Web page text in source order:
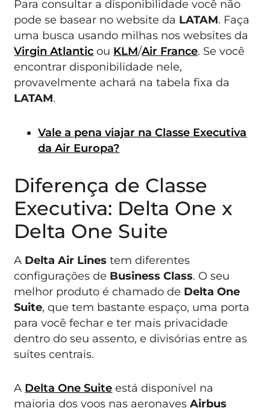
Para consultar a disponibilidade você não
pode se basear no website da LATAM. Faça
uma busca usando milhas nos websites da
Virgin Atlantic ou KLM/Air France. Se você
encontrar disponibilidade nele,
provavelmente achará na tabela fixa da
LATAM.
Vale a pena viajar na Classe Executiva
da Air Europa?
Diferença de Classe
Executiva: Delta One x
Delta One Suite
A Delta Air Lines tem diferentes
configurações de Business Class. O seu
melhor produto é chamado de Delta One
Suite, que tem bastante espaço, uma porta
para você fechar e ter mais privacidade
dentro do seu assento, e divisórias entre as
suítes centrais.
A Delta One Suite está disponível na
maioria dos voos nas aeronavesAirbus